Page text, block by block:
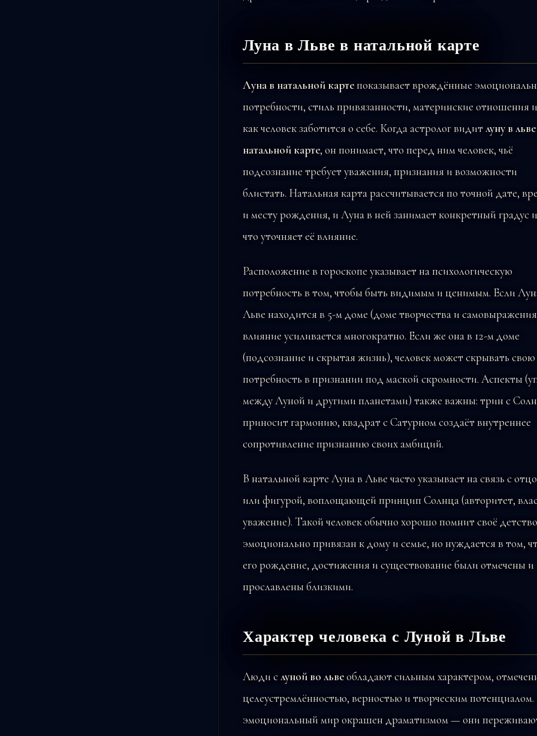
Луна в Льве в натальной карте
Луна в натальной картепоказывает врождённые
потребности, стиль привязанности, материнские отношения
как человек заботится о себе. Когда астролог видит луну в
натальной карте, он понимает, что перед ним человек, чьё
подсознание требует уважения, признания и возможности
блистать. Натальная карта рассчитывается по точной дате,
и месту рождения, и Луна в ней занимает конкретный градус
что уточняет её влияние.
Расположение в гороскопе указывает на психологическую
потребность в том, чтобы быть видимым и ценимым. Если
Льве находится в 5-м доме (доме творчества и
влияние усиливается многократно. Если же она в 12-м доме
(подсознание и скрытая жизнь), человек может скрывать свою
потребность в признании под маской скромности. Аспекты
между Луной и другими планетами) также важны: трин с
приносит гармонию, квадрат с Сатурном создаёт внутреннее
сопротивление признанию своих амбиций.
В натальной карте Луна в Льве часто указывает на связь с
или фигурой, воплощающей принцип Солнца (авторитет,
уважение). Такой человек обычно хорошо помнит своё
эмоционально привязан к дому и семье, но нуждается в том,
его рождение, достижения и существование были отмечены и
прославлены близкими.
Характер человека с Луной в Льве
Люди слуной во львеобладают сильным характером,
целеустремлённостью, верностью и творческим
эмоциональный мир окрашен драматизмом — они